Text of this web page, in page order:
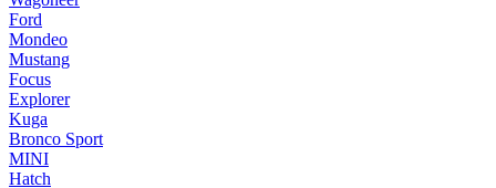
Ford
Mondeo
Mustang
Focus
Explorer
Kuga
Bronco Sport
MINI
Hatch